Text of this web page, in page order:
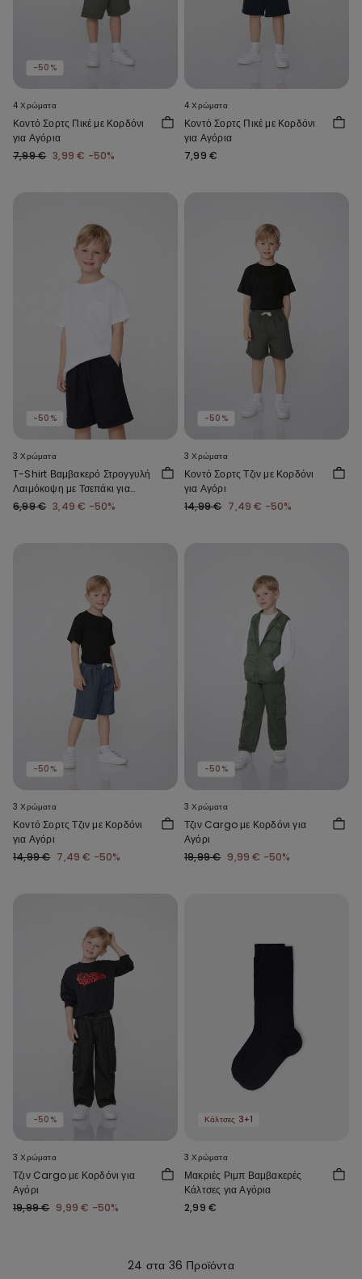
-50%
4 Χρώματα
Κοντό Σορτς Πικέ με Κορδόνι
για Αγόρια
7,99 € 3,99 € -50%
4 Χρώματα
Κοντό Σορτς Πικέ με Κορδόνι
για Αγόρια
7,99 €
-50%
3 Χρώματα
T-Shirt Βαμβακερό Στρογγυλή
Λαιμόκοψη με Τσεπάκι για
Αγόρι
6,99 € 3,49 € -50%
-50%
3 Χρώματα
Κοντό Σορτς Τζιν με Κορδόνι
για Αγόρι
14,99 € 7,49 € -50%
-50%
3 Χρώματα
Κοντό Σορτς Τζιν με Κορδόνι
για Αγόρι
14,99 € 7,49 € -50%
-50%
3 Χρώματα
Τζιν Cargo με Κορδόνι για
Αγόρι
19,99 € 9,99 € -50%
-50%
3 Χρώματα
Τζιν Cargo με Κορδόνι για
Αγόρι
19,99 € 9,99 € -50%
Κάλτσες 3+1
3 Χρώματα
Μακριές Ριμπ Βαμβακερές
Κάλτσες για Αγόρια
2,99 €
24 στα 36 Προϊόντα